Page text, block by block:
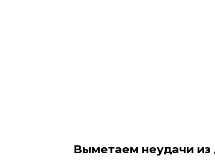
Выметаем неудачи из